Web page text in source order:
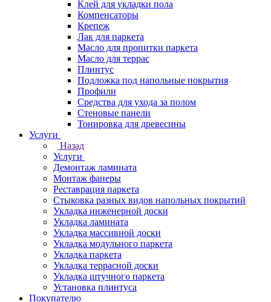
Клей для укладки пола
Компенсаторы
Крепеж
Лак для паркета
Масло для пропитки паркета
Масло для террас
Плинтус
Подложка под напольные покрытия
Профили
Средства для ухода за полом
Стеновые панели
Тонировка для древесины
Услуги
Назад
Услуги
Демонтаж ламината
Монтаж фанеры
Реставрация паркета
Стыковка разных видов напольных покрытий
Укладка инженерной доски
Укладка ламината
Укладка массивной доски
Укладка модульного паркета
Укладка паркета
Укладка террасной доски
Укладка штучного паркета
Установка плинтуса
Покупателю